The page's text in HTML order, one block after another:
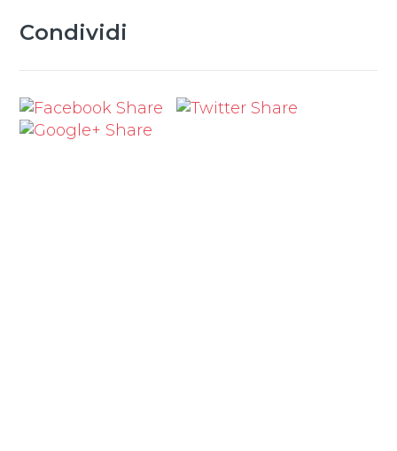
Condividi